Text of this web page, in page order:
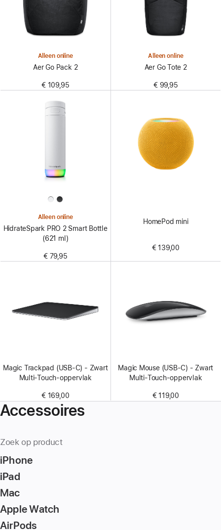
Alleen online
Aer Go Pack 2
€ 109,95
Alleen online
Aer Go Tote 2
€ 99,95
Alleen online
HidrateSpark PRO 2 Smart Bottle
(621 ml)
€ 79,95
HomePod mini
€ 139,00
Magic Trackpad (USB‑C) - Zwart
Multi‑Touch-oppervlak
€ 169,00
Magic Mouse (USB‑C) - Zwart
Multi‑Touch-oppervlak
€ 119,00
Accessoires
Zoek op product
iPhone
iPad
Mac
Apple Watch
AirPods